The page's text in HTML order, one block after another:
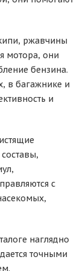
ржавчины
мотора, они
бензина.
в багажнике и
и
с
наглядно
точными